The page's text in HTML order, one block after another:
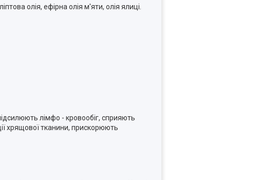
олія, ефірна олія м'яти, олія ялиці.
лімфо - кровообіг, сприяють
хрящової тканини, прискорюють